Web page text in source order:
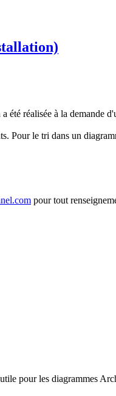
réalisée à la demande
Pour le tri dans un
pour tout
pour les diagrammes